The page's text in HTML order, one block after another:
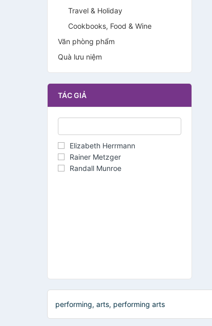
Travel & Holiday
Cookbooks, Food & Wine
Văn phòng phẩm
Quà lưu niệm
TÁC GIẢ
Elizabeth Herrmann
Rainer Metzger
Randall Munroe
performing, arts, performing arts